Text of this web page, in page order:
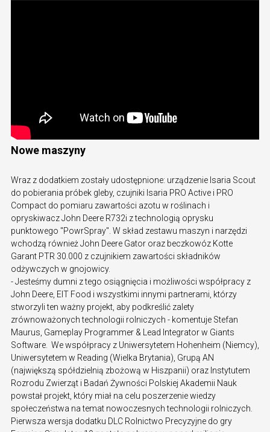
Nowe maszyny
Wraz z dodatkiem zostały udostępnione: urządzenie Isaria Scout
do pobierania próbek gleby, czujniki Isaria PRO Active i PRO
Compact do pomiaru zawartości azotu w roślinach i
opryskiwacz John Deere R732i z technologią oprysku
punktowego "PowrSpray". W skład zestawu maszyn i narzędzi
wchodzą również John Deere Gator oraz beczkowóz Kotte
Garant PTR 30.000 z czujnikiem zawartości składników
odżywczych w gnojowicy.
- Jesteśmy dumni z tego osiągnięcia i możliwości współpracy z
John Deere, EIT Food i wszystkimi innymi partnerami, którzy
stworzyli ten ważny projekt, aby podkreślić zalety
zrównoważonych technologii rolniczych - komentuje Stefan
Maurus, Gameplay Programmer & Lead Integrator w Giants
Software. We współpracy z Uniwersytetem Hohenheim (Niemcy),
Uniwersytetem w Reading (Wielka Brytania), Grupą AN
(największą spółdzielnią zbożową w Hiszpanii) oraz Instytutem
Rozrodu Zwierząt i Badań Żywności Polskiej Akademii Nauk
powstał projekt, który miał na celu poszerzenie wiedzy
społeczeństwa na temat nowoczesnych technologii rolniczych.
Pierwsza wersja dodatku DLC Rolnictwo Precyzyjne do gry